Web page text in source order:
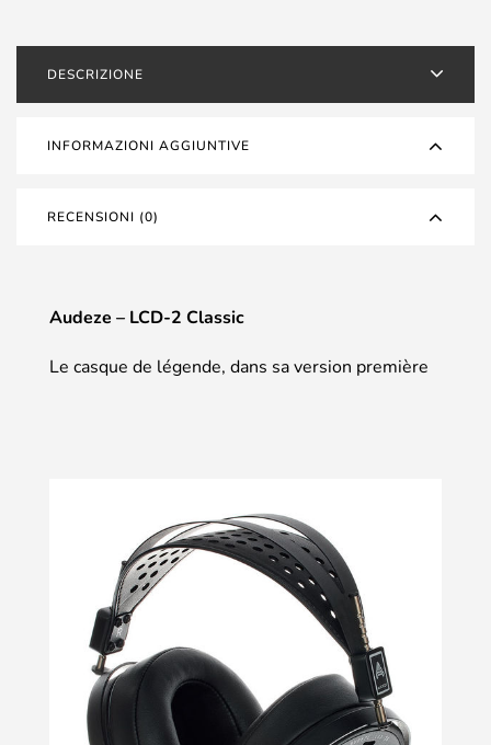
DESCRIZIONE
INFORMAZIONI AGGIUNTIVE
RECENSIONI (0)
Audeze – LCD-2 Classic
Le casque de légende, dans sa version première